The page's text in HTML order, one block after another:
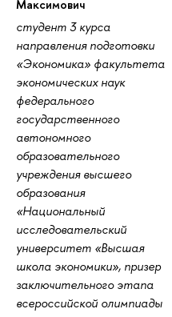
Максимович
студент 3 курса
направления подготовки
«Экономика» факультета
экономических наук
федерального
государственного
автономного
образовательного
учреждения высшего
образования
«Национальный
исследовательский
университет «Высшая
школа экономики», призер
заключительного этапа
всероссийской олимпиады